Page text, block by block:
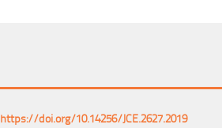
https://doi.org/10.14256/JCE.2627.2019